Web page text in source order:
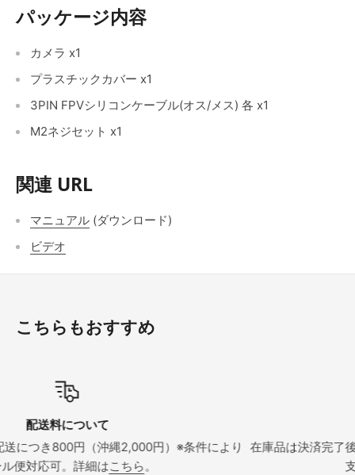
パッケージ内容
カメラ x1
プラスチックカバー x1
3PIN FPVシリコンケーブル(オス/メス) 各 x1
M2ネジセット x1
関連 URL
マニュアル (ダウンロード)
ビデオ
こちらもおすすめ
より 在庫品は決済完了後３営業日以内に発送。営業日の正午ま
支払い完了で当日出荷可能。